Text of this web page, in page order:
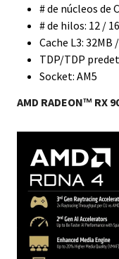
# de núcleos de
# de hilos: 12 / 16
Cache L3: 32MB /
TDP/TDP
Socket: AM5
AMD RADEON™ RX